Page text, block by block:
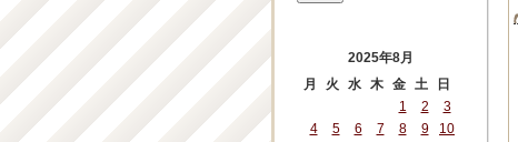
2025年8月
月
火 水 木 金 土
日
1
2
3
4
5 6 7 8 9
10